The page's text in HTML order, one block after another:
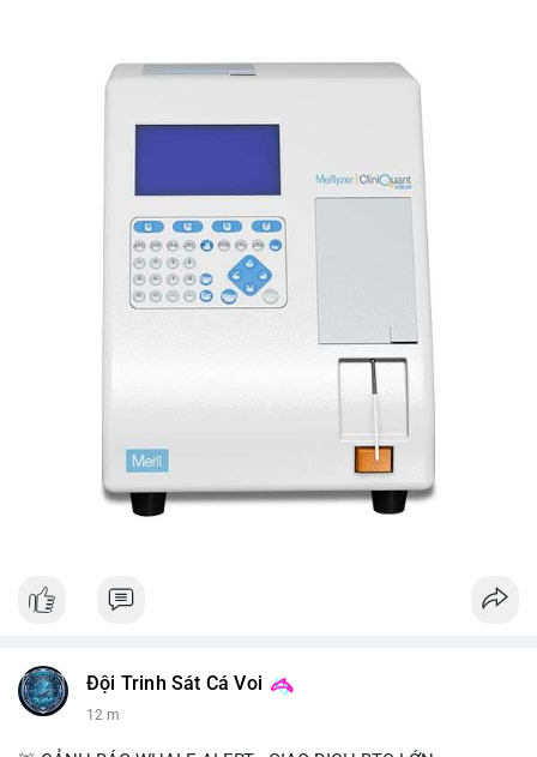
Đội Trinh Sát Cá Voi
12 m